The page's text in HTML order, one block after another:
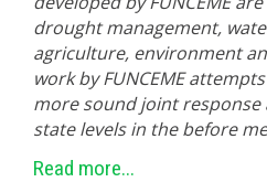
drought management,
agriculture, environment
work by FUNCEME
more sound joint
state levels in the before
Read more...